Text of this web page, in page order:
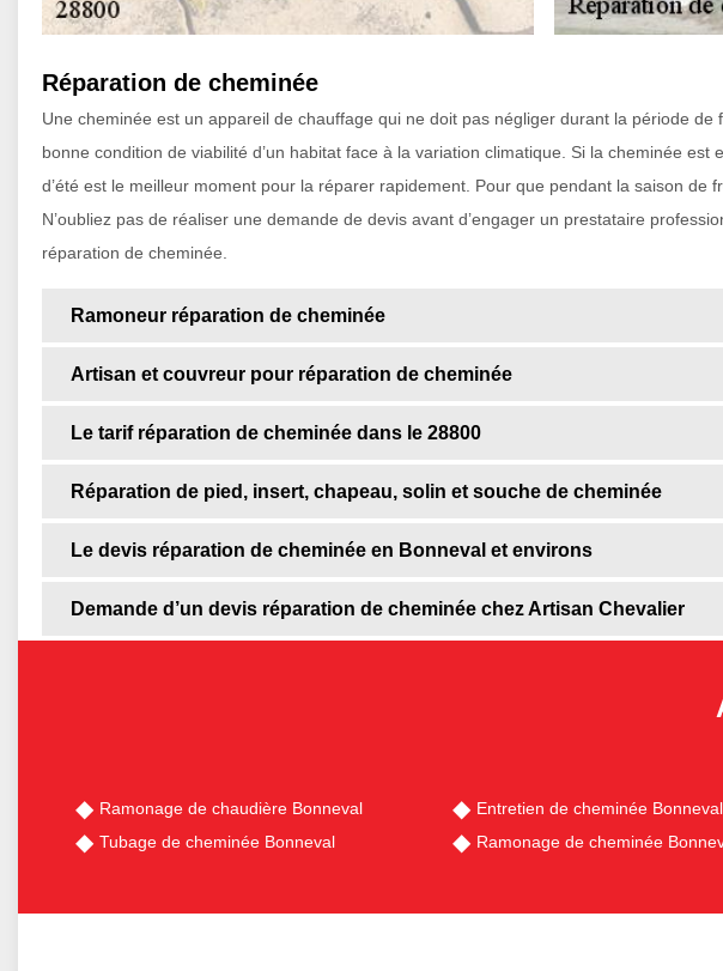
Réparation de cheminée
Une cheminée est un appareil de chauffage qui ne doit pas négliger durant la période
bonne condition de viabilité d’un habitat face à la variation climatique. Si la cheminée est
d’été est le meilleur moment pour la réparer rapidement. Pour que pendant la saison de
N’oubliez pas de réaliser une demande de devis avant d’engager un prestataire
réparation de cheminée.
Ramoneur réparation de cheminée
Artisan et couvreur pour réparation de cheminée
Le tarif réparation de cheminée dans le 28800
Réparation de pied, insert, chapeau, solin et souche de cheminée
Le devis réparation de cheminée en Bonneval et environs
Demande d’un devis réparation de cheminée chez Artisan Chevalier
Ramonage de chaudière Bonneval
Tubage de cheminée Bonneval
Entretien de cheminée Bonneval
Ramonage de cheminée